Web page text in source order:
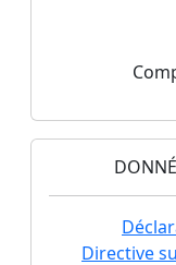
Directive